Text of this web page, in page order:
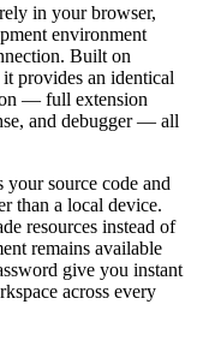
in your browser,
environment
Built on
provides an identical
— full extension
and debugger — all
your source code and
than a local device.
resources instead of
remains available
give you instant
across every